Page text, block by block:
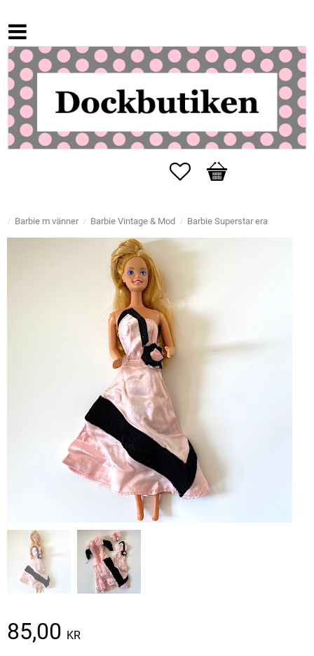
Favoriter
Kundvagn
Barbie m vänner Barbie Vintage & Mod Barbie Superstar era
85,00 KR